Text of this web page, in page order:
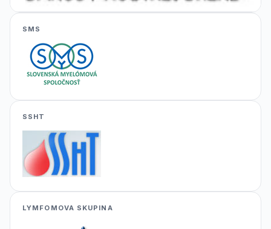
SMS
SSHT
LYMFOMOVA SKUPINA